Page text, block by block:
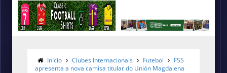
Início Clubes Internacionais Futebol
FSS
apresenta a nova camisa titular do Unión Magdalena